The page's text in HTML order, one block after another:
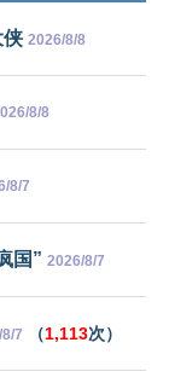
侠 2026/8/8
8/8
8/7
国” 2026/8/7
7 （1,113次）